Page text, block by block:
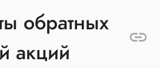
обратных
акций